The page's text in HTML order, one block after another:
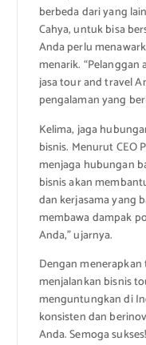
berbeda dari yang
Cahya, untuk bisa
Anda perlu
menarik.
jasa tour and travel
pengalaman yang
Kelima, jaga
bisnis. Menurut CEO
menjaga hubungan
bisnis akan
dan kerjasama yang
membawa dampak
Anda,” ujarnya.
Dengan
menjalankan bisnis
menguntungkan di
konsisten dan
Anda. Semoga sukses!